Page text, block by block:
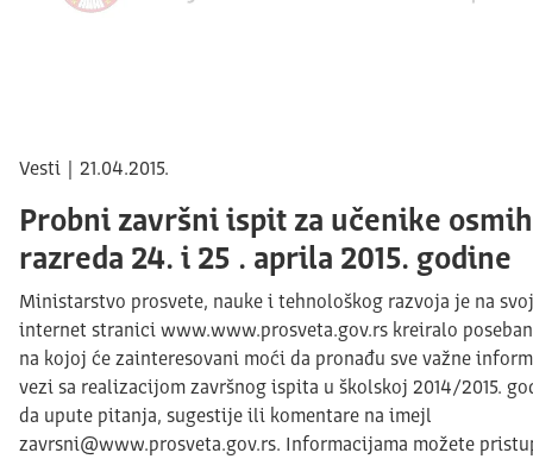
Vesti | 21.04.2015.
Probni završni ispit za učenike osmih
razreda 24. i 25 . aprila 2015. godine
Ministarstvo prosvete, nauke i tehnološkog razvoja je na
internet stranici www.www.prosveta.gov.rs kreiralo
na kojoj će zainteresovani moći da pronađu sve važne
vezi sa realizacijom završnog ispita u školskoj 2014/2015.
da upute pitanja, sugestije ili komentare na imejl
zavrsni@www.prosveta.gov.rs. Informacijama možete